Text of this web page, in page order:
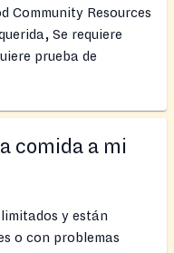
Community Resources
Se requiere
prueba de
comida a mi
y están
o con problemas